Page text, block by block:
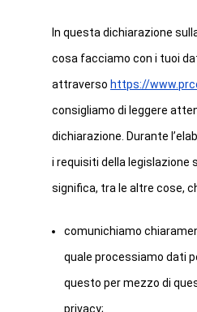
In questa dichiarazione
cosa facciamo con i tuoi
attraverso https://
consigliamo di leggere
dichiarazione. Durante
i requisiti della legislazione
significa, tra le altre cose,
comunichiamo
quale processiamo dati
questo per mezzo di
privacy;